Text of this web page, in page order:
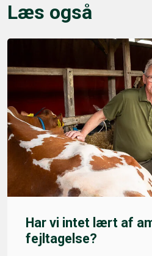
Læs også
Har vi intet lært af
fejltagelse?